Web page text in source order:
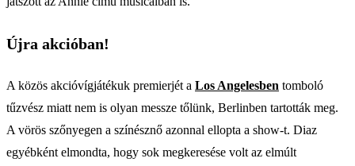
Újra akcióban!
A közös akcióvígjátékuk premierjét a Los Angelesben tomboló
tűzvész miatt nem is olyan messze tőlünk, Berlinben tartották meg.
A vörös szőnyegen a színésznő azonnal ellopta a show-t. Diaz
egyébként elmondta, hogy sok megkeresése volt az elmúlt